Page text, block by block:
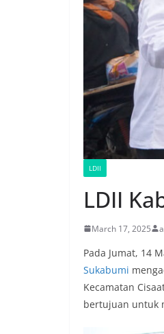
LDII
LDII
March 17, 2025
Pada Jumat, 14
Sukabumi
Kecamatan
bertujuan untuk